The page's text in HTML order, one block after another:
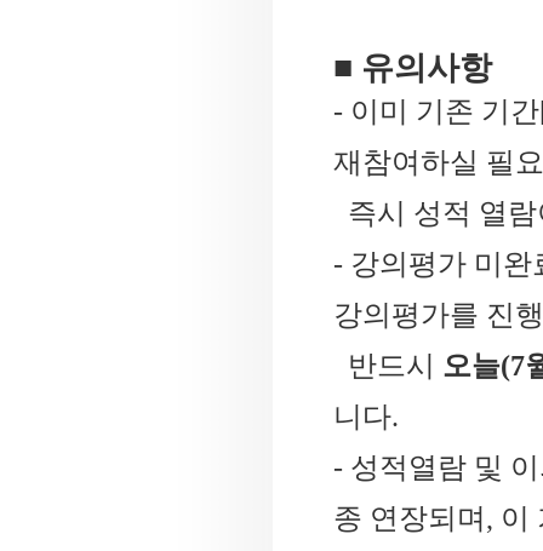
■ 유의사항
- 이미 기존 기
재참여하실 필
즉시 성적 열
- 강의평가 미완
강의평가를 진
반드시 오늘(7
니다.
- 성적열람 및
종 연장되며,